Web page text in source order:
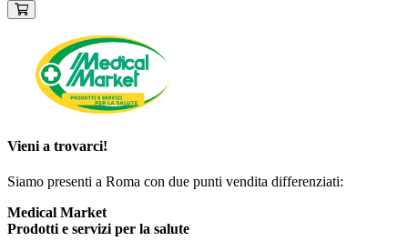
Vieni a trovarci!
Siamo presenti a Roma con due punti vendita differenziati:
Medical Market
Prodotti e servizi per la salute